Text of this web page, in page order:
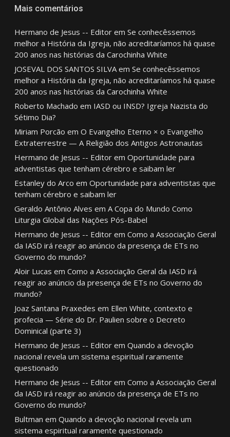
Mais comentários
Hermano de Jesus -- Editorem Se conhecêssemos
melhor a História da Igreja, não acreditaríamos há quase
200 anos nas histórias da Carochinha White
JOSEVAL DOS SANTOS SILVAem Se conhecêssemos
melhor a História da Igreja, não acreditaríamos há quase
200 anos nas histórias da Carochinha White
Roberto Machado em IASD ou INSD? Igreja Nazista do
Sétimo Dia?
Miriam Porcão em O Evangelho Eterno × o Evangelho
Extraterrestre — A Religião dos Antigos Astronautas
Hermano de Jesus -- Editorem Oportunidade para
adventistas que tenham cérebro e saibam ler
Estanley do Arco em Oportunidade para adventistas que
tenham cérebro e saibam ler
Geraldo Antônio Alves em A Copa do Mundo Como
Liturgia Global das Nações Pós-Babel
Hermano de Jesus -- Editorem Como a Associação Geral
da IASD irá reagir ao anúncio da presença de ETs no
Governo do mundo?
Aloir Lucas em Como a Associação Geral da IASD irá
reagir ao anúncio da presença de ETs no Governo do
mundo?
Joaz Santana Praxedes em Ellen White, contexto e
profecia — Série do Dr. Paulien sobre o Decreto
Dominical (parte 3)
Hermano de Jesus -- Editorem Quando a devoção
nacional revela um sistema espiritual raramente
questionado
Hermano de Jesus -- Editorem Como a Associação Geral
da IASD irá reagir ao anúncio da presença de ETs no
Governo do mundo?
Bultman em Quando a devoção nacional revela um
sistema espiritual raramente questionado